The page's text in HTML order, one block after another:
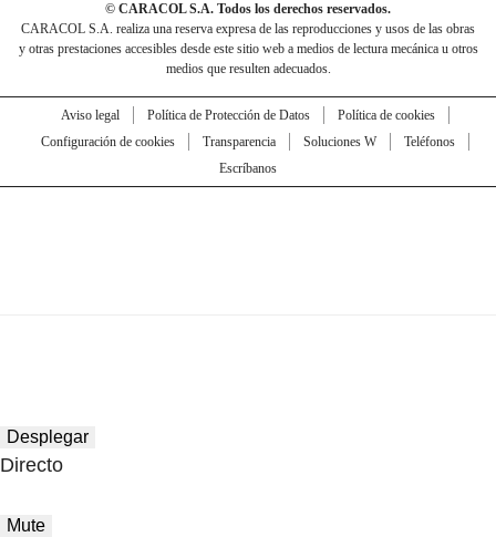
© CARACOL S.A. Todos los derechos reservados.
CARACOL S.A. realiza una reserva expresa de las reproducciones y usos de las obras
y otras prestaciones accesibles desde este sitio web a medios de lectura mecánica u otros
medios que resulten adecuados.
Aviso legal Política de Protección de Datos
Política de cookies
Configuración de cookies
Transparencia Soluciones W
Teléfonos
Escríbanos
Desplegar
Directo
Mute